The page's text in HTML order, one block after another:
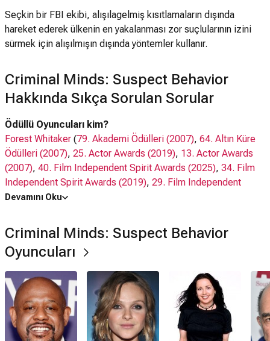
Seçkin bir FBI ekibi, alışılagelmiş kısıtlamaların dışında
hareket ederek ülkenin en yakalanması zor suçlularının izini
sürmek için alışılmışın dışında yöntemler kullanır.
Criminal Minds: Suspect Behavior
Hakkında Sıkça Sorulan Sorular
Ödüllü Oyuncuları kim?
Forest Whitaker (79. Akademi Ödülleri (2007), 64. Altın Küre
Ödülleri (2007), 25. Actor Awards (2019), 13. Actor Awards
(2007), 40. Film Independent Spirit Awards (2025), 34. Film
Independent Spirit Awards (2019), 29. Film Independent
Spirit Awards (2014)
(2001)
Oyuncuları kim?
Schiff,Michael Kelly ,Matt Ryan
Ne zaman çıktı?
16 Şubat 2011
Devamını Oku
Criminal Minds: Suspect Behavior
Oyuncuları